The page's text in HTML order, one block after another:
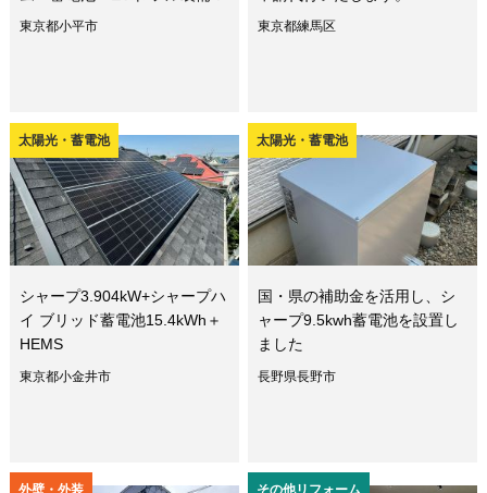
東京都小平市 東京都練馬区
太陽光・蓄電池
シャープ3.904kW+シャープハ
イ ブリッド蓄電池15.4kWh＋
HEMS
東京都小金井市
太陽光・蓄電池
国・県の補助金を活用し、シ
ャープ9.5kwh蓄電池を設置し
ました
長野県長野市